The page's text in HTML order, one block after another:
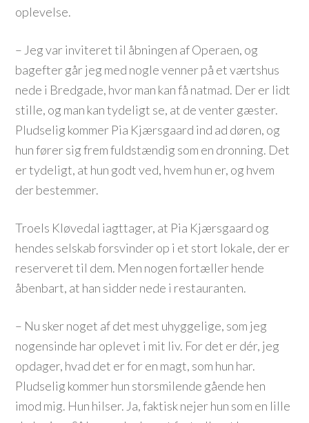
oplevelse.
– Jeg var inviteret til åbningen af Operaen, og
bagefter går jeg med nogle venner på et værtshus
nede i Bredgade, hvor man kan få natmad. Der er lidt
stille, og man kan tydeligt se, at de venter gæster.
Pludselig kommer Pia Kjærsgaard ind ad døren, og
hun fører sig frem fuldstændig som en dronning. Det
er tydeligt, at hun godt ved, hvem hun er, og hvem
der bestemmer.
Troels Kløvedal iagttager, at Pia Kjærsgaard og
hendes selskab forsvinder op i et stort lokale, der er
reserveret til dem. Men nogen fortæller hende
åbenbart, at han sidder nede i restauranten.
– Nu sker noget af det mest uhyggelige, som jeg
nogensinde har oplevet i mit liv. For det er dér, jeg
opdager, hvad det er for en magt, som hun har.
Pludselig kommer hun storsmilende gående hen
imod mig. Hun hilser. Ja, faktisk nejer hun som en lille